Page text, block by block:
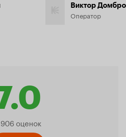
Виктор
Оператор
оценок